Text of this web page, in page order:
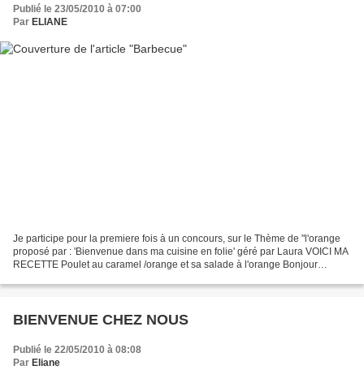
Publié le 23/05/2010 à 07:00
Par ELIANE
Je participe pour la premiere fois à un concours, sur le Thème de "l'orange
proposé par : 'Bienvenue dans ma cuisine en folie' géré par Laura VOICI MA
RECETTE Poulet au caramel /orange et sa salade à l'orange Bonjour
BIENVENUE CHEZ NOUS
Publié le 22/05/2010 à 08:08
Par Eliane